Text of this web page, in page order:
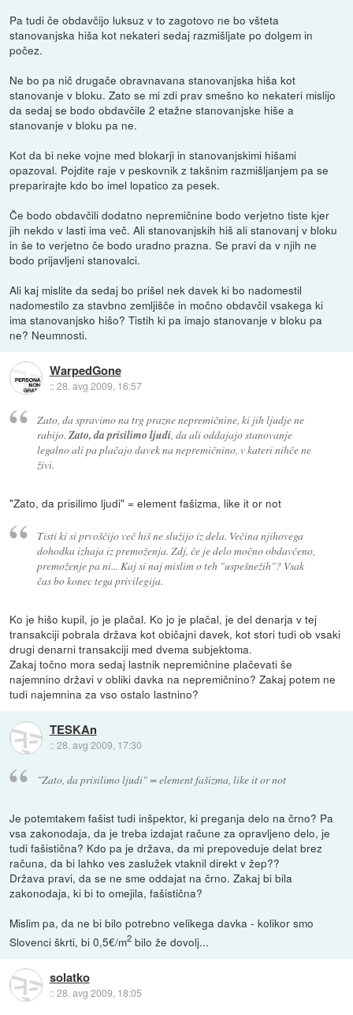
Pa tudi če obdavčijo luksuz v to zagotovo ne bo všteta
stanovanjska hiša kot nekateri sedaj razmišljate po dolgem in
počez.
Ne bo pa nič drugače obravnavana stanovanjska hiša kot
stanovanje v bloku. Zato se mi zdi prav smešno ko nekateri mislijo
da sedaj se bodo obdavčile 2 etažne stanovanjske hiše a
stanovanje v bloku pa ne.
Kot da bi neke vojne med blokarji in stanovanjskimi hišami
opazoval. Pojdite raje v peskovnik z takšnim razmišljanjem pa se
preparirajte kdo bo imel lopatico za pesek.
Če bodo obdavčili dodatno nepremičnine bodo verjetno tiste kjer
jih nekdo v lasti ima več. Ali stanovanjskih hiš ali stanovanj v bloku
in še to verjetno če bodo uradno prazna. Se pravi da v njih ne
bodo prijavljeni stanovalci.
Ali kaj mislite da sedaj bo prišel nek davek ki bo nadomestil
nadomestilo za stavbno zemljišče in močno obdavčil vsakega ki
ima stanovanjsko hišo? Tistih ki pa imajo stanovanje v bloku pa
ne? Neumnosti.
WarpedGone
::28. avg 2009, 16:57
Zato, da spravimo na trg prazne nepremičnine, ki jih ljudje ne
rabijo. Zato, da prisilimo ljudi, da ali oddajajo stanovanje
legalno ali pa plačajo davek na nepremičnino, v kateri nihče ne
živi.
"Zato, da prisilimo ljudi" = element fašizma, like it or not
Tisti ki si prvoščijo več hiš ne služijo iz dela. Večina njihovega
dohodka izhaja iz premoženja. Zdj, če je delo močno obdavčeno,
premoženje pa ni... Kaj si naj mislim o teh "uspešnežih"? Vsak
čas bo konec tega privilegija.
Ko je hišo kupil, jo je plačal. Ko jo je plačal, je del denarja v tej
transakciji pobrala država kot običajni davek, kot stori tudi ob vsaki
drugi denarni transakciji med dvema subjektoma.
Zakaj točno mora sedaj lastnik nepremičnine plačevati še
najemnino državi v obliki davka na nepremičnino? Zakaj potem ne
tudi najemnina za vso ostalo lastnino?
TESKAn
::28. avg 2009, 17:30
"Zato, da prisilimo ljudi" = element fašizma, like it or not
Je potemtakem fašist tudi inšpektor, ki preganja delo na črno? Pa
vsa zakonodaja, da je treba izdajat račune za opravljeno delo, je
tudi fašistična? Kdo pa je država, da mi prepoveduje delat brez
računa, da bi lahko ves zaslužek vtaknil direkt v žep??
Država pravi, da se ne sme oddajat na črno. Zakaj bi bila
zakonodaja, ki bi to omejila, fašistična?
Mislim pa, da ne bi bilo potrebno velikega davka - kolikor smo
Slovenci škrti, bi 0,5€/m2 bilo že dovolj...
solatko
::28. avg 2009, 18:05